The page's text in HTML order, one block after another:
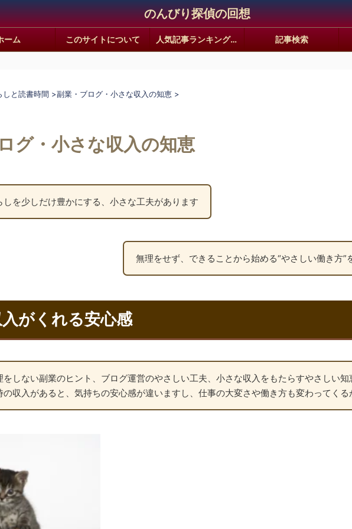
のんびり探偵の回想
ーム このサイトについて 人気記事ランキング｜静かな回想ギャラリー 記事検索
しと読書時間 >副業・ブログ・小さな収入の知恵 >
グ・小さな収入の知恵
しを少しだけ豊かにする、小さな工夫があります
無理をせず、できることから始める“やさしい働き方”
がくれる安心感
をしない副業のヒント、ブログ運営のやさしい工夫、小さな収入をもたらすやさしい
の収入があると、気持ちの安心感が違いますし、仕事の大変さや働き方も変わってくる